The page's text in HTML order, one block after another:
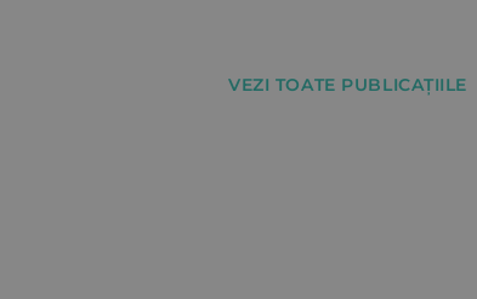
VEZI TOATE PUBLICAȚIILE